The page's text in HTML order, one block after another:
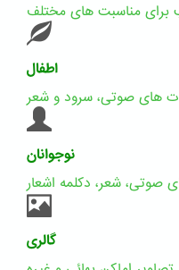
برای مناسبت های مختلف
اطفال
های صوتی، سرود و شعر
نوجوانان
صوتی، شعر، دکلمه اشعار
گالری